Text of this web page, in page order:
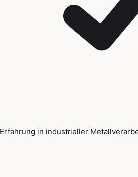
Erfahrung in industrieller